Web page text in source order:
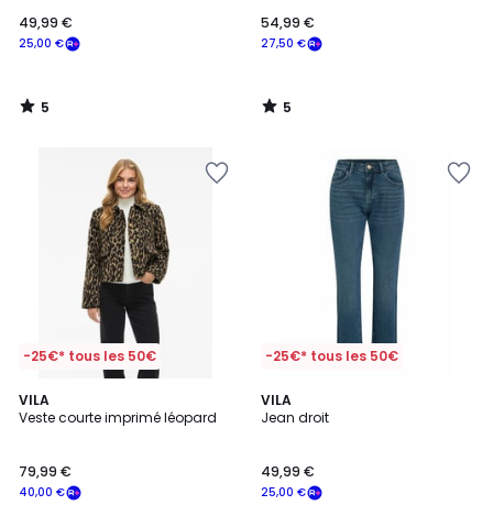
25,00 €
49,99 €
5
/
27,50 €
54,99 €
5
/
-25€* tous les 50€
VILA
Veste courte imprimé léopard
40,00 €
79,99 €
5
/
-25€* tous les 50€
VILA
Jean droit
25,00 €
49,99 €
4,5
/ 5